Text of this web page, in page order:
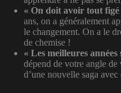
« On doit avoir tout figé
ans, on a généralement
le changement. On a le
de chemise !
« Les meilleures
dépend de votre angle de
d’une nouvelle saga